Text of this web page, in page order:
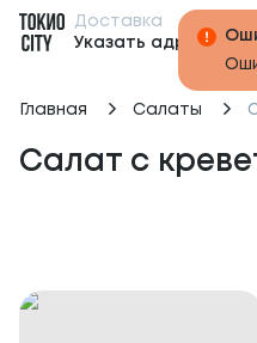
Доставка
Указать адрес
Главная Салаты
Салат с